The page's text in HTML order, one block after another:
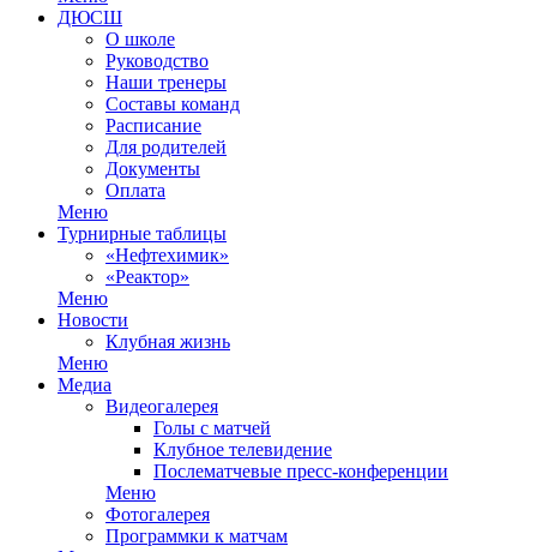
ДЮСШ
О школе
Руководство
Наши тренеры
Составы команд
Расписание
Для родителей
Документы
Оплата
Меню
Турнирные таблицы
«Нефтехимик»
«Реактор»
Меню
Новости
Клубная жизнь
Меню
Медиа
Видеогалерея
Голы с матчей
Клубное телевидение
Послематчевые пресс-конференции
Меню
Фотогалерея
Программки к матчам